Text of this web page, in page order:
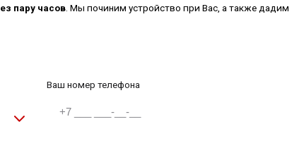
пару часов. Мы починим устройство при Вас, а также дадим
Ваш номер телефона